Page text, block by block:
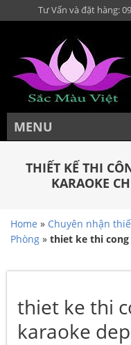
Tư Vấn và đặt hàng:
MENU
THIẾT KẾ THI
KARAOKE
Home » Chuyên nhận
Phòng » thiet ke thi
thiet ke thi
karaoke